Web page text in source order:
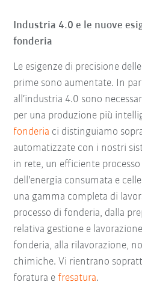
Industria 4.0 e le nuove
fonderia
Le esigenze di precisione
prime sono aumentate. In
all’industria 4.0 sono
per una produzione più
fonderia ci distinguiamo
automatizzate con i nostri
in rete, un efficiente
dell'energia consumata e
una gamma completa di
processo di fonderia, dalla
relativa gestione e
fonderia, alla rilavorazione,
chimiche. Vi rientrano
foratura e fresatura.